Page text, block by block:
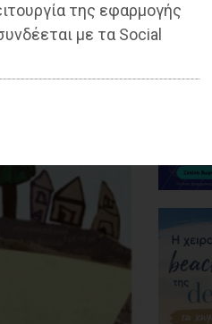
της εφαρμογής
με τα Social